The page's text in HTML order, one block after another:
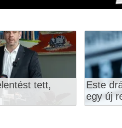
tett,
Este
egy új